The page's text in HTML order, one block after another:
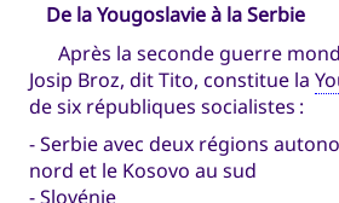
De la Yougoslavie à la Serbie
Après la seconde guerre
Josip Broz, dit Tito, constitue la
de six républiques socialistes :
- Serbie avec deux régions
nord et le Kosovo au sud
-Slovénie